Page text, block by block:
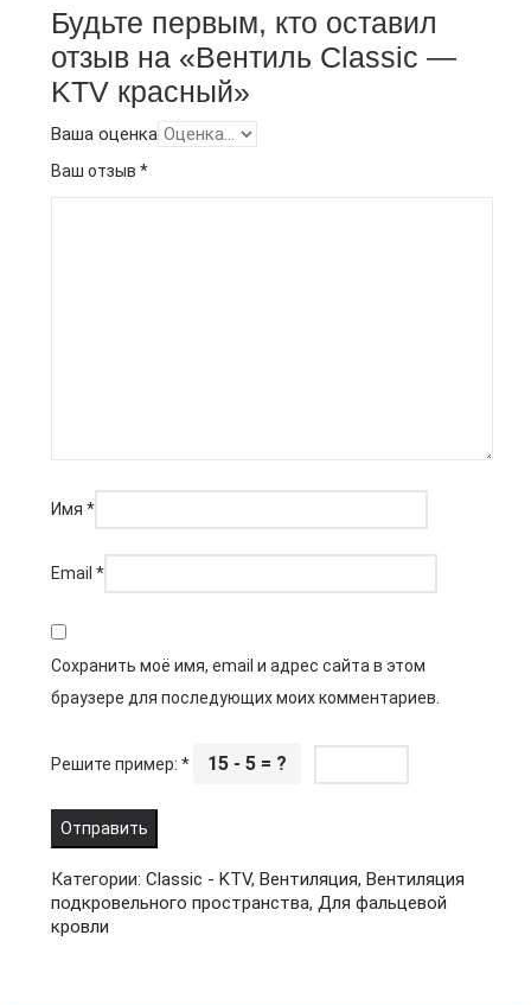
Будьте первым, кто оставил
отзыв на «Вентиль Classic —
KTV красный»
Ваша оценка
Ваш отзыв *
Имя *
Email *
Сохранить моё имя, email и адрес сайта в этом
браузере для последующих моих комментариев.
Решите пример: * 15 - 5 = ?
Категории: Classic - KTV, Вентиляция, Вентиляция
подкровельного пространства, Для фальцевой
кровли